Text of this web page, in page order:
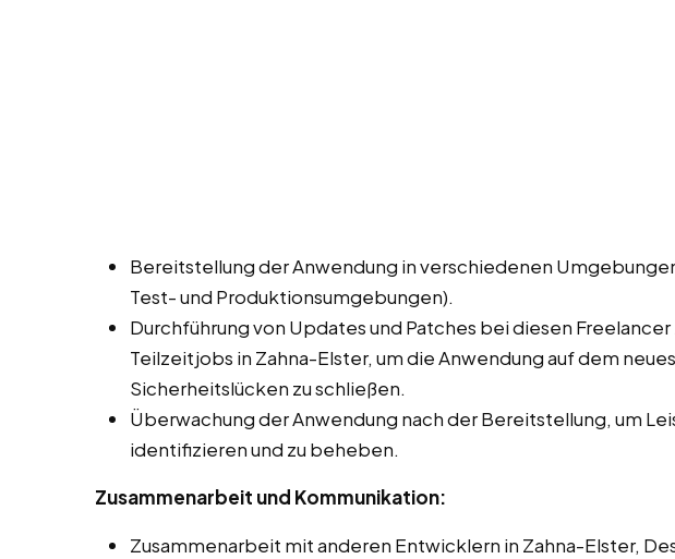
Bereitstellung der Anwendung in verschiedenen
Test- und Produktionsumgebungen).
Durchführung von Updates und Patches bei diesen
Teilzeitjobs in Zahna-Elster, um die Anwendung auf dem
Sicherheitslücken zu schließen.
Überwachung der Anwendung nach der Bereitstellung, um
identifizieren und zu beheben.
Zusammenarbeit und Kommunikation:
Zusammenarbeit mit anderen Entwicklern in Zahna-Elster,